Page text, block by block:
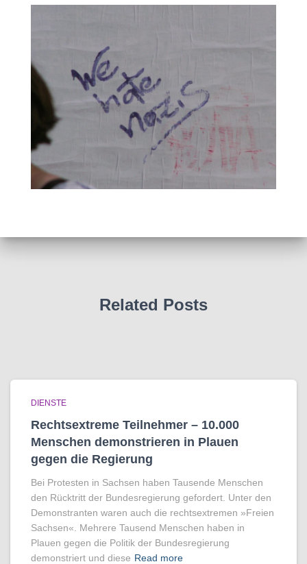
Related Posts
DIENSTE
Rechtsextreme Teilnehmer – 10.000
Menschen demonstrieren in Plauen
gegen die Regierung
Bei Protesten in Sachsen haben Tausende Menschen
den Rücktritt der Bundesregierung gefordert. Unter den
Demonstranten waren auch die rechtsextremen »Freien
Sachsen«. Mehrere Tausend Menschen haben in
Plauen gegen die Politik der Bundesregierung
demonstriert und diese Read more